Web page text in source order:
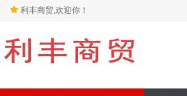
利丰商贸,欢迎你！